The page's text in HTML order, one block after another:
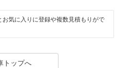
お気に入りに登録や複数見積もりがで
トップへ